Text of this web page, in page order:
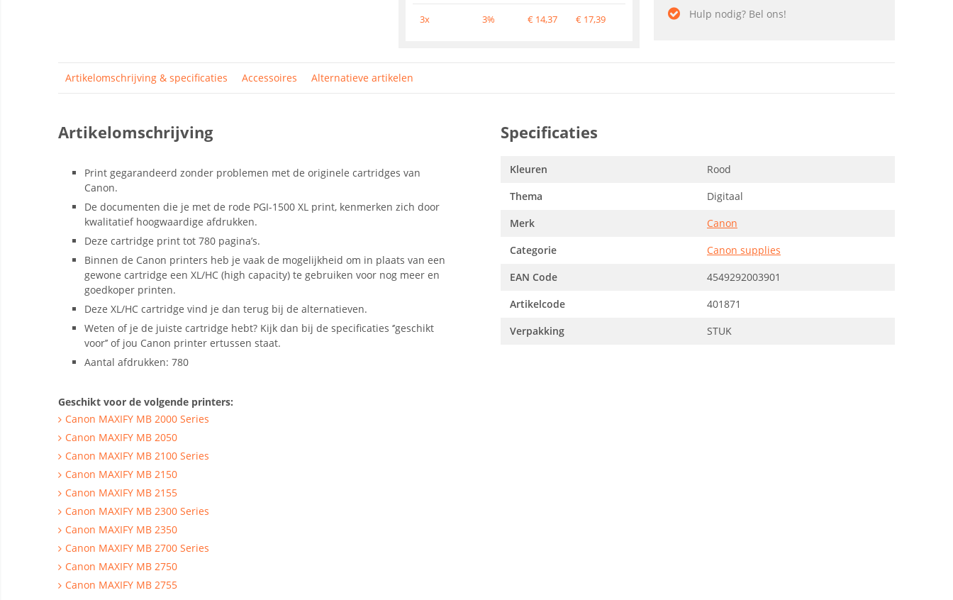
3x 3% € 14,37 € 17,39
Hulp nodig? Bel ons!
Artikelomschrijving & specificaties Accessoires Alternatieve artikelen
Artikelomschrijving
Print gegarandeerd zonder problemen met de originele cartridges van
Canon.
De documenten die je met de rode PGI-1500 XL print, kenmerken zich door
kwalitatief hoogwaardige afdrukken.
Deze cartridge print tot 780 pagina’s.
Binnen de Canon printers heb je vaak de mogelijkheid om in plaats van een
gewone cartridge een XL/HC (high capacity) te gebruiken voor nog meer en
goedkoper printen.
Deze XL/HC cartridge vind je dan terug bij de alternatieven.
Weten of je de juiste cartridge hebt? Kijk dan bij de specificaties ‘’geschikt
voor’’ of jou Canon printer ertussen staat.
Aantal afdrukken: 780
Geschikt voor de volgende printers:
Canon MAXIFY MB 2000 Series
Canon MAXIFY MB 2050
Canon MAXIFY MB 2100 Series
Canon MAXIFY MB 2150
Canon MAXIFY MB 2155
Canon MAXIFY MB 2300 Series
Canon MAXIFY MB 2350
Canon MAXIFY MB 2700 Series
Canon MAXIFY MB 2750
Canon MAXIFY MB 2755
Specificaties
Kleuren
Rood
Thema
Digitaal
Merk
Canon
Categorie
Canon supplies
EAN Code
4549292003901
Artikelcode
401871
Verpakking
STUK